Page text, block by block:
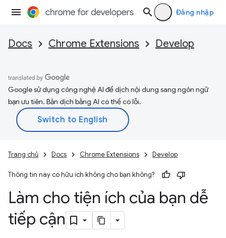
Đăng nhập
Docs Chrome Extensions Develop
Google sử dụng công nghệ AI để dịch nội dung sang ngôn ngữ
bạn ưu tiên. Bản dịch bằng AI có thể có lỗi.
Trang chủ Docs Chrome Extensions Develop
Thông tin này có hữu ích không cho bạn không?
Làm cho tiện ích của bạn dễ
tiếp cận